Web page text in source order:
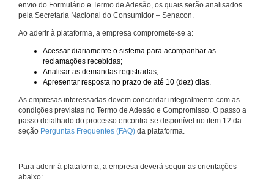
envio do Formulário e Termo de Adesão, os quais serão analisados
pela Secretaria Nacional do Consumidor – Senacon.
Ao aderir à plataforma, a empresa compromete-se a:
Acessar diariamente o sistema para acompanhar as
reclamações recebidas;
Analisar as demandas registradas;
Apresentar resposta no prazo de até 10 (dez) dias.
As empresas interessadas devem concordar integralmente com as
condições previstas no Termo de Adesão e Compromisso. O passo a
passo detalhado do processo encontra-se disponível no item 12 da
seção Perguntas Frequentes (FAQ) da plataforma.
Para aderir à plataforma, a empresa deverá seguir as orientações
abaixo: